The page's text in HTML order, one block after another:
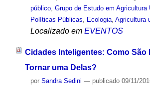
público, Grupo de Estudo em Agricultura
Políticas Públicas, Ecologia, Agricultura
Localizado em EVENTOS
Cidades Inteligentes: Como São
Tornar uma Delas?
por Sandra Sedini — publicado09/11/